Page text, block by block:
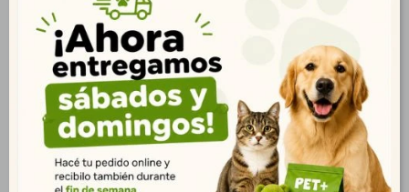
Shampoo en Polvo
Repelente de Insecto
Perros y Gatos
$ 807
Shampoo Pelo Oscuro
500 ml
$ 219